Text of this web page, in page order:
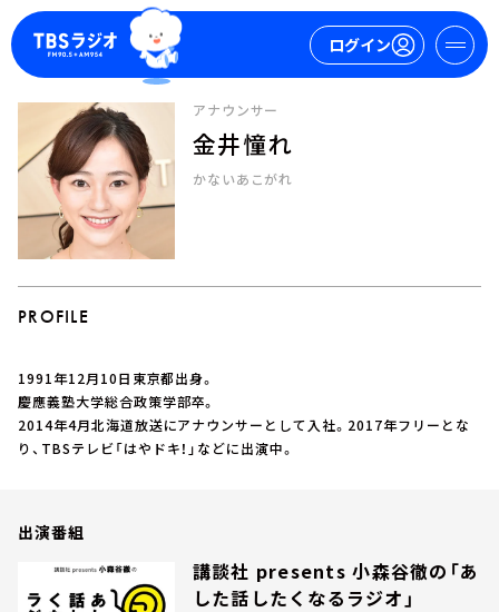
ログイン
マイページ
ログイン
今日の番組表
週間番組表
トピックス
イベント・グッズ
YouTube
会社情報
アナウンサー
金井憧れ
かないあこがれ
PROFILE
1991年12月10日東京都出身。
慶應義塾大学総合政策学部卒。
2014年4月北海道放送にアナウンサーとして入社。2017年フリーとな
り、TBSテレビ「はやドキ！」などに出演中。
出演番組
講談社 presents 小森谷徹の「あ
した話したくなるラジオ」